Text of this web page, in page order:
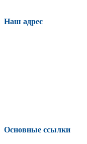
Наш адрес
Основные ссылки